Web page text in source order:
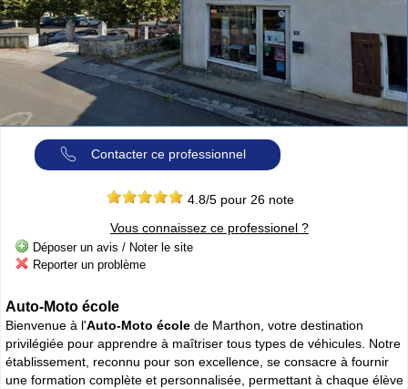
Cliquer sur la 1ere lettre du nom de votre ville pour voir notre
SÉLECTION d'adresses :
A B(314) C(380) D(83) E(80) F (94) G
I J(32) K(5) L(458) M
(295)
O(47) (227) S(571) T(102) U(12)
ANNUAIRE MOTOS
Ou trouver un garageMOTOS ou SCOOTERS, un magasin prés
de chez vous ?
Retrouvez toutes les informations pratiques pour les
compétition moto
Espace professionnels MOTO
Gestion de votre compte PRO
Contacter ce professionnel
4.8/5 pour 26 note
Vous connaissez ce professionel ?
Déposer un avis / Noter le site
Reporter un problème
Auto-Moto école
Bienvenue à l'Auto-Moto école de Marthon, votre destination
privilégiée pour apprendre à maîtriser tous types de véhicules. Notre
établissement, reconnu pour son excellence, se consacre à fournir
une formation complète et personnalisée, permettant à chaque élève